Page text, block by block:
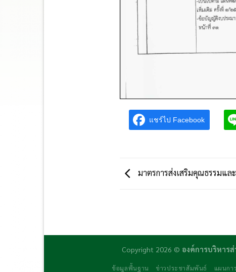
แชร์ไป Facebook
มาตรการส่งเสริมคุณธรรมแล
Copyright 2026 © องค์การบริหาร
ข้อมูลพื้นฐาน ข่าวประชาสัมพันธ์ แผนกา